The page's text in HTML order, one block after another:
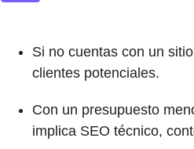
Si no cuentas con un
clientes potenciales.
Con un presupuesto
implica SEO técnico,